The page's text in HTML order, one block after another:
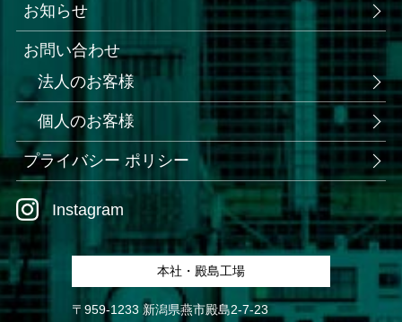
Instagram
お知らせ
お問い合わせ
法人のお客様
個人のお客様
プライバシー ポリシー
本社・殿島工場
〒959-1233 新潟県燕市殿島2-7-23